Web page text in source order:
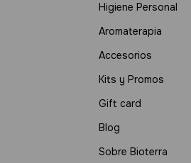
Higiene Personal
Aromaterapia
Accesorios
Kits y Promos
Gift card
Blog
Sobre Bioterra